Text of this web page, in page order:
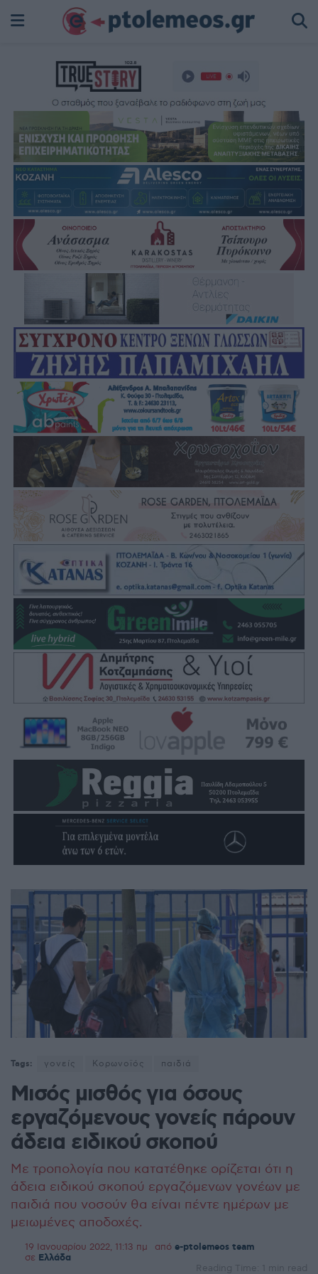
Tags: γονείς Κορωνοϊός παιδιά
Μισός μισθός για όσους
εργαζόμενους γονείς πάρουν
άδεια ειδικού σκοπού
Με τροπολογία που κατατέθηκε ορίζεται ότι η
άδεια ειδικού σκοπού εργαζόμενων γονέων με
παιδιά που νοσούν θα είναι πέντε ημέρων με
μειωμένες αποδοχές.
19 Ιανουαρίου 2022, 11:13 πμ από e-ptolemeos team
σε Ελλάδα
Reading Time: 1 min read